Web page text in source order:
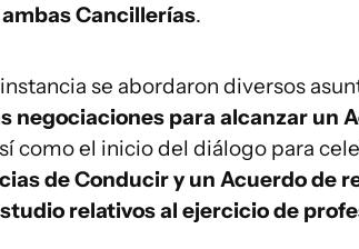
Cancillerías.
se abordaron diversos
negociaciones para alcanzar un
como el inicio del diálogo para
de Conducir y un Acuerdo de
relativos al ejercicio de